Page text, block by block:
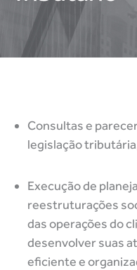
Consultas e
legislação
Execução de
reestruturações
das operações do
desenvolver suas
eficiente e